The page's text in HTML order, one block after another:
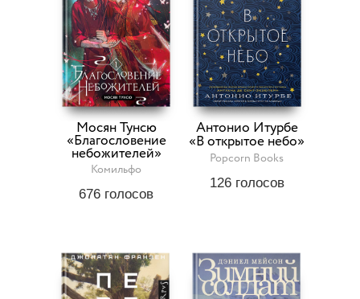
676 голосов
Мосян Тунсю
«Благословение
небожителей»
Комильфо
126 голосов
Антонио Итурбе
«В открытое небо»
Popcorn Books